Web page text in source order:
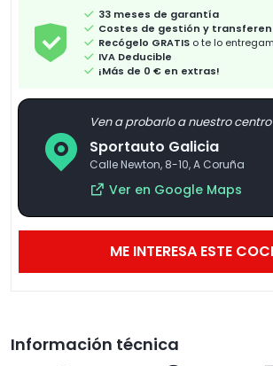
33 meses de garantía
Costes de gestión y
Recógelo GRATIS o te lo
IVA Deducible
¡Más de 0 € en extras!
Ven a probarlo a nuestro centro
Sportauto Galicia
Calle Newton, 8-10, A Coruña
Ver en Google Maps
ME INTERESA ESTE
Información técnica